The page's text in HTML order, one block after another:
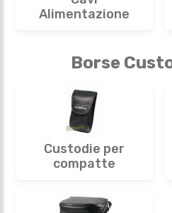
Alimentazione
Borse
Custodie per
compatte